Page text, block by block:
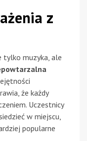
z
tylko muzyka, ale
że każdy
Uczestnicy
w miejscu,
popularne